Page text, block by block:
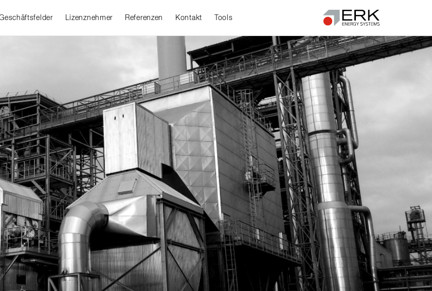
Lizenznehmer Referenzen Kontakt Tools